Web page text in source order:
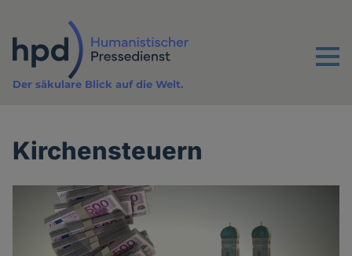
Inhalt
Menu
Der säkulare Blick auf die Welt.
Kirchensteuern